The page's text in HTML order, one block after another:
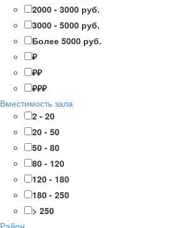
2000 - 3000 руб.
3000 - 5000 руб.
Более 5000 руб.
₽
₽₽
₽₽₽
Вместимость зала
2 - 20
20 - 50
50 - 80
80 - 120
120 - 180
180 - 250
> 250
Район